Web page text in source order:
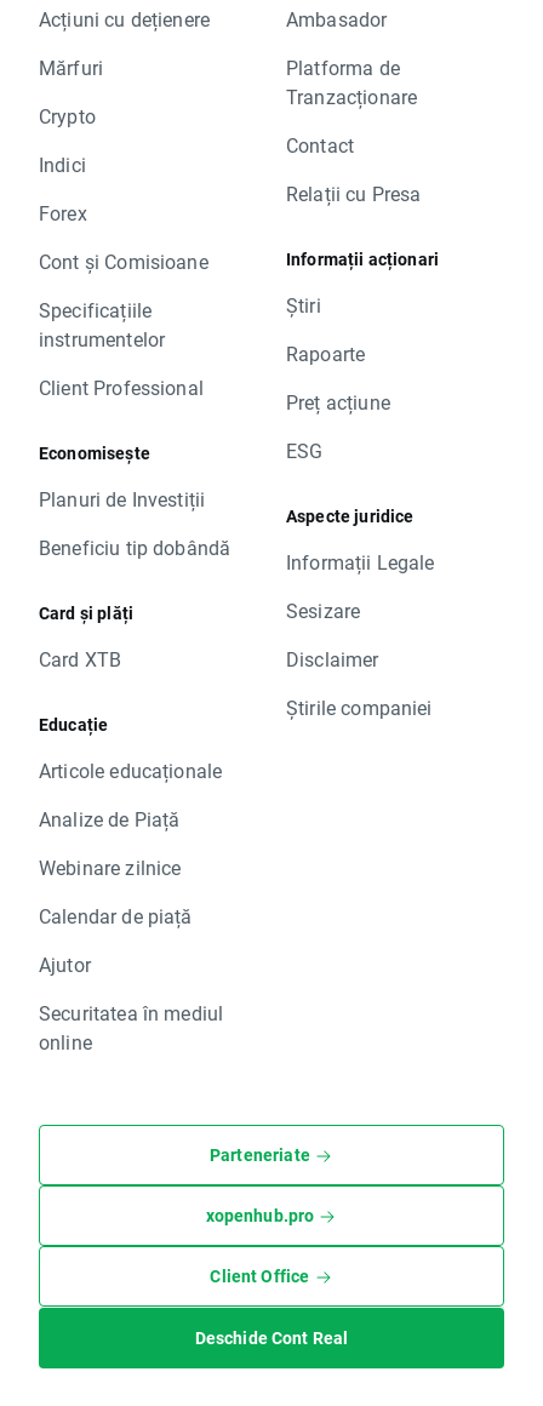
Acțiuni cu dețienere
Mărfuri
Crypto
Indici
Forex
Cont și Comisioane
Specificațiile
instrumentelor
Client Professional
Economisește
Planuri de Investiții
Beneficiu tip dobândă
Card și plăți
Card XTB
Educație
Articole educaționale
Analize de Piață
Webinare zilnice
Calendar de piață
Ajutor
Securitatea în mediul
online
Ambasador
Platforma de
Tranzacționare
Contact
Relații cu Presa
Informații acționari
Știri
Rapoarte
Preț acțiune
ESG
Aspecte juridice
Informații Legale
Sesizare
Disclaimer
Știrile companiei
Parteneriate
xopenhub.pro
Client Office
Deschide Cont Real